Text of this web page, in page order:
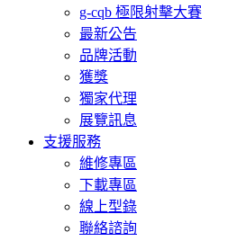
g-cqb 極限射擊大賽
最新公告
品牌活動
獲獎
獨家代理
展覽訊息
支援服務
維修專區
下載專區
線上型錄
聯絡諮詢